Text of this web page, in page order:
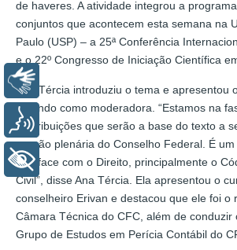
de haveres. A atividade integrou a
conjuntos que acontecem esta semana na
Paulo (USP) – a 25ª Conferência
e o 22º Congresso de Iniciação Científica
Ana Tércia introduziu o tema e apresentou
atuando como moderadora. “Estamos na
contribuições que serão a base do texto a
sessão plenária do Conselho Federal. É
interface com o Direito, principalmente o
Civil”, disse Ana Tércia. Ela apresentou o
conselheiro Erivan e destacou que ele foi o
Câmara Técnica do CFC, além de conduzir
Grupo de Estudos em Perícia Contábil do
Voz
+ Acessibilidade